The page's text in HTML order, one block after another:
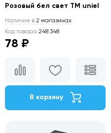
Розовый бел свет TM uniel
Наличие в 2 магазинах
Код товара 248 348
78 ₽
В корзину